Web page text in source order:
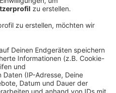
an der Lilienthalstraße
neuen Wache wird Platz